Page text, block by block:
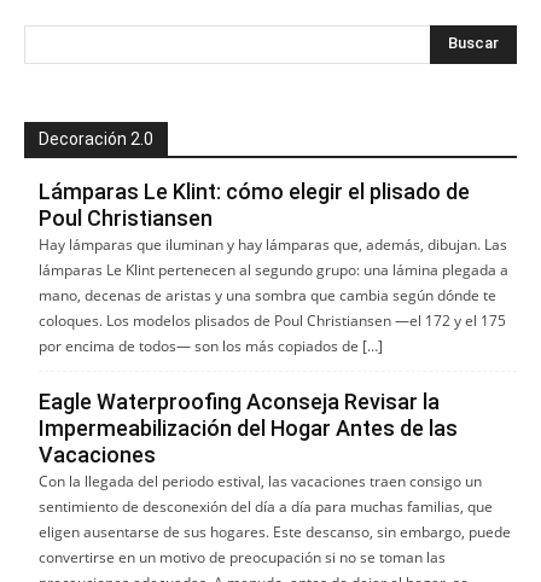
Decoración 2.0
Lámparas Le Klint: cómo elegir el plisado de
Poul Christiansen
Hay lámparas que iluminan y hay lámparas que, además, dibujan. Las
lámparas Le Klint pertenecen al segundo grupo: una lámina plegada a
mano, decenas de aristas y una sombra que cambia según dónde te
coloques. Los modelos plisados de Poul Christiansen —el 172 y el 175
por encima de todos— son los más copiados de […]
Eagle Waterproofing Aconseja Revisar la
Impermeabilización del Hogar Antes de las
Vacaciones
Con la llegada del periodo estival, las vacaciones traen consigo un
sentimiento de desconexión del día a día para muchas familias, que
eligen ausentarse de sus hogares. Este descanso, sin embargo, puede
convertirse en un motivo de preocupación si no se toman las